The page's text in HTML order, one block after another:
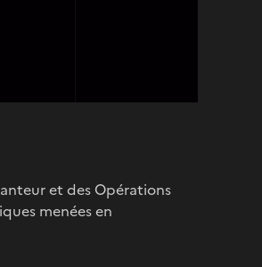
et des Opérations
menées en